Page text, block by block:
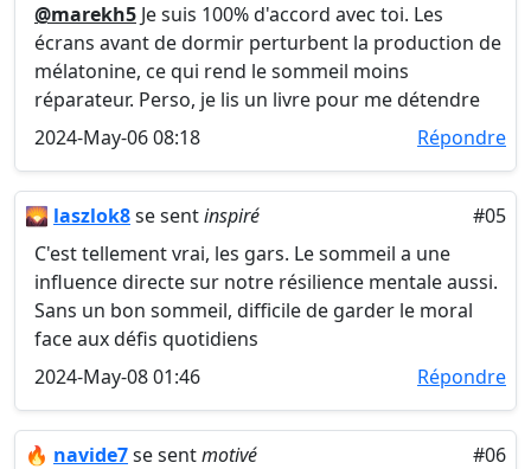
@marekh5 Je suis 100% d'accord avec toi. Les
écrans avant de dormir perturbent la production de
mélatonine, ce qui rend le sommeil moins
réparateur. Perso, je lis un livre pour me détendre
2024-May-06 08:18
Répondre
🌄 laszlok8se sentinspiré
#05
C'est tellement vrai, les gars. Le sommeil a une
influence directe sur notre résilience mentale aussi.
Sans un bon sommeil, difficile de garder le moral
face aux défis quotidiens
2024-May-08 01:46
Répondre
🔥 navide7se sentmotivé
#06